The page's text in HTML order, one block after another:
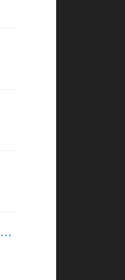
Kooperation mit der KLIMA ARENA: Gemeinsam für Nachhaltigkeit und Klimaschutz